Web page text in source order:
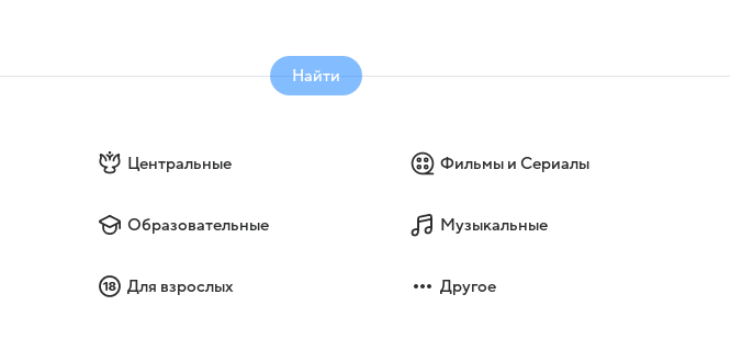
Найти
Центральные Фильмы и Сериалы
Образовательные Музыкальные
Для взрослых Другое